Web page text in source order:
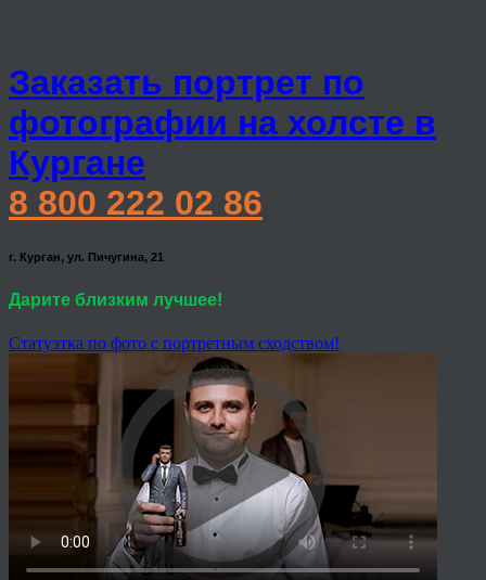
Заказать портрет по
фотографии на холсте в
Кургане
8 800 222 02 86
г. Курган, ул. Пичугина, 21
Дарите близким лучшее!
Статуэтка по фото с портретным сходством!